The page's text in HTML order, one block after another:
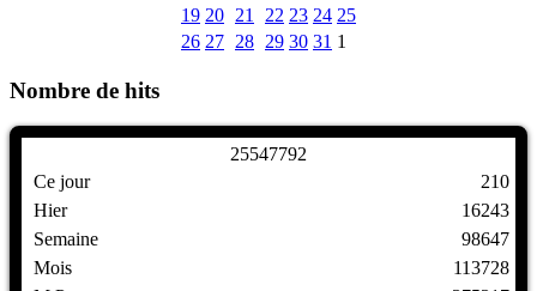
19 20 21 22 23 24 25
26 27 28 29 30 31 1
Nombre de hits
25547792
Ce jour
Hier
Semaine
Mois
210
16243
98647
113728